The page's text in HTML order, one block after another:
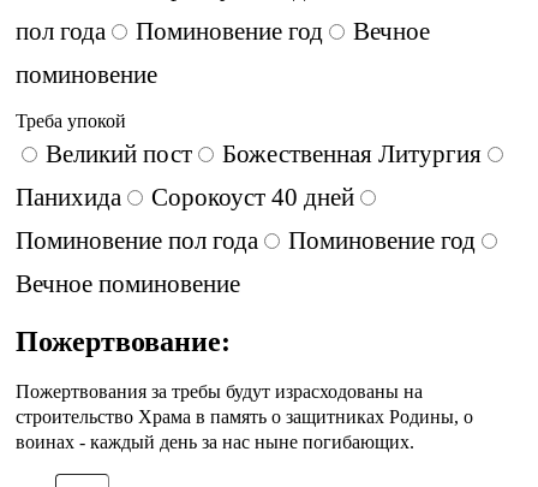
пол года
Поминовение год
Вечное
поминовение
Треба упокой
Великий пост
Божественная Литургия
Панихида
Сорокоуст 40 дней
Поминовение пол года
Поминовение год
Вечное поминовение
Пожертвование:
Пожертвования за требы будут израсходованы на
строительство Храма в память о защитниках Родины, о
воинах - каждый день за нас ныне погибающих.